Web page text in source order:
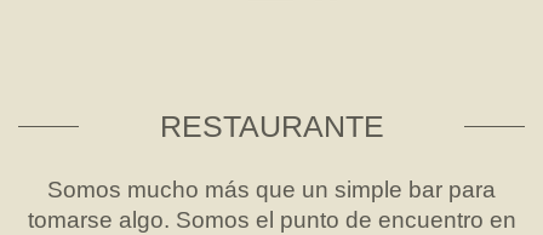
RESTAURANTE
Somos mucho más que un simple bar para
tomarse algo. Somos el punto de encuentro en